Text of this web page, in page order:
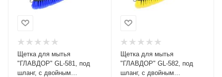
Щетка для мытья
"ГЛАВДОР" GL-581, под
шланг, с двойным
Щетка для мытья
"ГЛАВДОР" GL-582, под
шланг, с двойным